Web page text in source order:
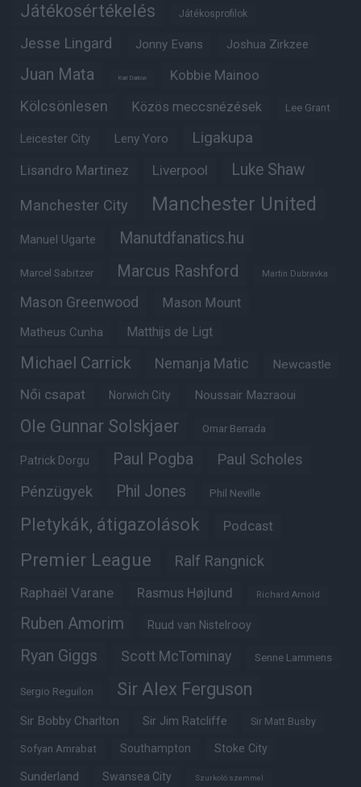
Játékosértékelés Játékosprofilok
Jesse Lingard Jonny Evans Joshua Zirkzee
Juan Mata Karl Darlow Kobbie Mainoo
Kölcsönlesen Közös meccsnézések Lee Grant
Leicester City Leny Yoro Ligakupa
Lisandro Martinez Liverpool Luke Shaw
Manchester City Manchester United
Manuel Ugarte Manutdfanatics.hu
Marcel Sabitzer Marcus Rashford Martin Dubravka
Mason Greenwood Mason Mount
Matheus Cunha Matthijs de Ligt
Michael Carrick Nemanja Matic Newcastle
Női csapat Norwich City Noussair Mazraoui
Ole Gunnar Solskjaer Omar Berrada
Patrick Dorgu Paul Pogba Paul Scholes
Pénzügyek Phil Jones Phil Neville
Pletykák, átigazolások Podcast
Premier League Ralf Rangnick
Raphaël Varane Rasmus Højlund Richard Arnold
Ruben Amorim Ruud van Nistelrooy
Ryan Giggs Scott McTominay Senne Lammens
Sergio Reguilon Sir Alex Ferguson
Sir Bobby Charlton Sir Jim Ratcliffe Sir Matt Busby
Sofyan Amrabat Southampton Stoke City
Sunderland Swansea City Szurkoló szemmel